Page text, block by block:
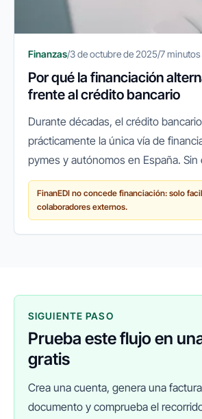
Finanzas/3 de octubre de 2025/7 minutos
Por qué la financiación
frente al crédito bancario
Durante décadas, el crédito
prácticamente la única vía de
pymes y autónomos en España. Sin
últimos años ha surgido un cambio
cada vez más empresas recurren a...
FinanEDI no concede financiación: solo
colaboradores externos.
SIGUIENTE PASO
Prueba este flujo en
gratis
Crea una cuenta, genera una
documento y comprueba el